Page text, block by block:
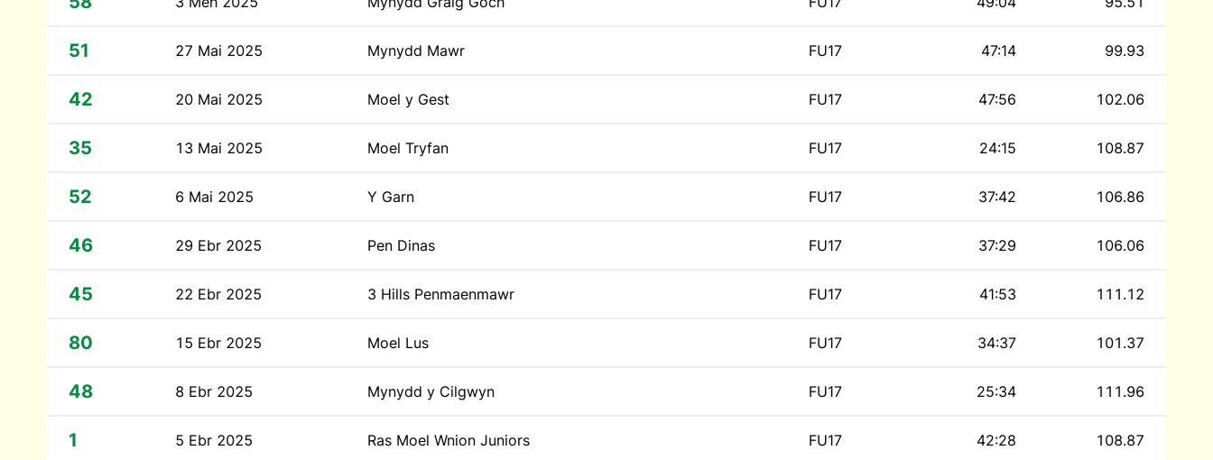
51 27 Mai 2025 Mynydd Mawr FU17 47:14 99.93
42 20 Mai 2025 Moel y Gest FU17 47:56 102.06
35 13 Mai 2025 Moel Tryfan FU17 24:15 108.87
52 6 Mai 2025 Y Garn FU17 37:42 106.86
46 29 Ebr 2025 Pen Dinas FU17 37:29 106.06
45 22 Ebr 2025 3 Hills Penmaenmawr FU17 41:53 111.12
80 15 Ebr 2025 Moel Lus FU17 34:37 101.37
48 8 Ebr 2025 Mynydd y Cilgwyn FU17 25:34 111.96
1 5 Ebr 2025 Ras Moel Wnion Juniors FU17 42:28 108.87